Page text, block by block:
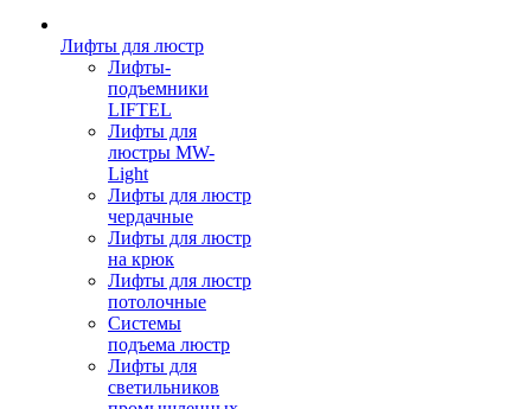
Лифты для люстр
Лифты-
подъемники
LIFTEL
Лифты для
люстры MW-
Light
Лифты для люстр
чердачные
Лифты для люстр
на крюк
Лифты для люстр
потолочные
Системы
подъема люстр
Лифты для
светильников